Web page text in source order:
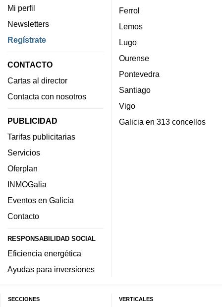
Mi perfil
Newsletters
Regístrate
CONTACTO
Cartas al director
Contacta con nosotros
PUBLICIDAD
Tarifas publicitarias
Servicios
Oferplan
INMOGalia
Eventos en Galicia
Contacto
RESPONSABILIDAD SOCIAL
Eficiencia energética
Ayudas para inversiones
Ferrol
Lemos
Lugo
Ourense
Pontevedra
Santiago
Vigo
Galicia en 313 concellos
SECCIONES VERTICALES